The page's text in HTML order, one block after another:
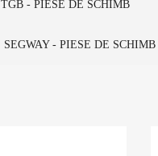
TGB - PIESE DE SCHIMB
SEGWAY - PIESE DE SCHIMB